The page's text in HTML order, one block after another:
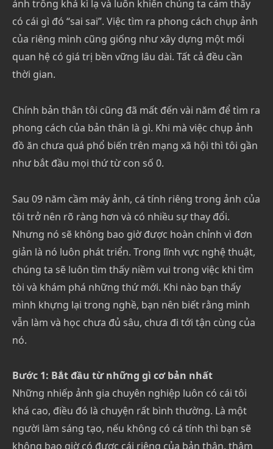
ảnh trông khá kì lạ và luôn khiến chúng ta cảm thấy
có cái gì đó “sai sai”. Việc tìm ra phong cách chụp ảnh
của riêng mình cũng giống như xây dựng một mối
quan hệ có giá trị bền vững lâu dài. Tất cả đều cần
thời gian.
Chính bản thân tôi cũng đã mất đến vài năm để tìm ra
phong cách của bản thân là gì. Khi mà việc chụp ảnh
đồ ăn chưa quá phổ biến trên mạng xã hội thì tôi gần
như bắt đầu mọi thứ từ con số 0.
Sau 09 năm cầm máy ảnh, cá tính riêng trong ảnh của
tôi trở nên rõ ràng hơn và có nhiều sự thay đổi.
Nhưng nó sẽ không bao giờ được hoàn chỉnh vì đơn
giản là nó luôn phát triển. Trong lĩnh vực nghệ thuật,
chúng ta sẽ luôn tìm thấy niềm vui trong việc khi tìm
tòi và khám phá những thứ mới. Khi nào bạn thấy
mình khựng lại trong nghề, bạn nên biết rằng mình
vẫn làm và học chưa đủ sâu, chưa đi tới tận cùng của
nó.
Bước 1: Bắt đầu từ những gì cơ bản nhất
Những nhiếp ảnh gia chuyên nghiệp luôn có cái tôi
khá cao, điều đó là chuyện rất bình thường. Là một
người làm sáng tạo, nếu không có cá tính thì bạn sẽ
không bao giờ có được cái riêng của bản thân, thậm